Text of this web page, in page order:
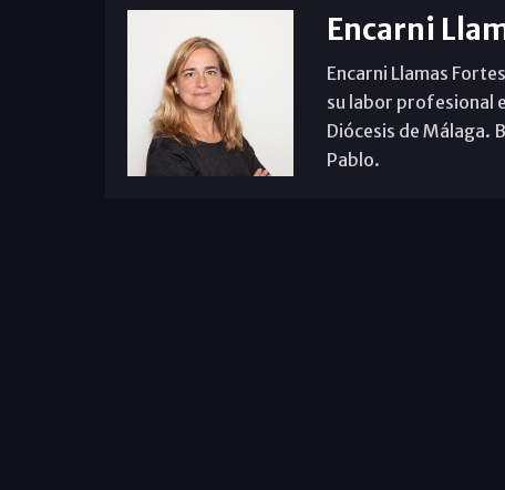
Encarni
Encarni Llamas
su labor profesional
Diócesis de Málaga.
Pablo.